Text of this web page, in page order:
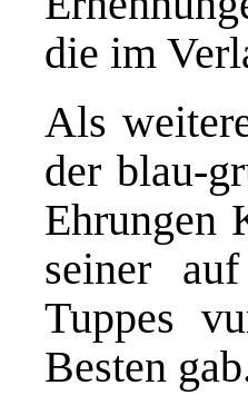
die im
Als
der blau-
Ehrungen
seiner
Tuppes
Besten